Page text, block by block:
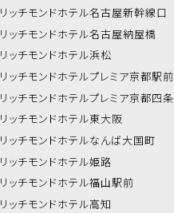
リッチモンドホテル名古屋新幹線口
リッチモンドホテル名古屋納屋橋
リッチモンドホテル浜松
リッチモンドホテルプレミア京都駅前
リッチモンドホテルプレミア京都四条
リッチモンドホテル東大阪
リッチモンドホテルなんば大国町
リッチモンドホテル姫路
リッチモンドホテル福山駅前
リッチモンドホテル高知